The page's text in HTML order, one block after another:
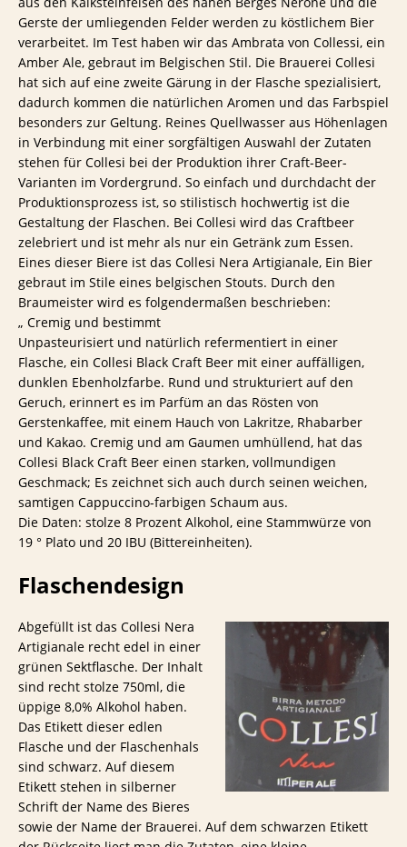
Gerste der umliegenden Felder werden zu köstlichem Bier
verarbeitet. Im Test haben wir das Ambrata von Collessi, ein
Amber Ale, gebraut im Belgischen Stil. Die Brauerei Collesi
hat sich auf eine zweite Gärung in der Flasche spezialisiert,
dadurch kommen die natürlichen Aromen und das Farbspiel
besonders zur Geltung. Reines Quellwasser aus Höhenlagen
in Verbindung mit einer sorgfältigen Auswahl der Zutaten
stehen für Collesi bei der Produktion ihrer Craft-Beer-
Varianten im Vordergrund. So einfach und durchdacht der
Produktionsprozess ist, so stilistisch hochwertig ist die
Gestaltung der Flaschen. Bei Collesi wird das Craftbeer
zelebriert und ist mehr als nur ein Getränk zum Essen.
Eines dieser Biere ist das Collesi Nera Artigianale, Ein Bier
gebraut im Stile eines belgischen Stouts. Durch den
Braumeister wird es folgendermaßen beschrieben:
„ Cremig und bestimmt
Unpasteurisiert und natürlich refermentiert in einer
Flasche, ein Collesi Black Craft Beer mit einer auffälligen,
dunklen Ebenholzfarbe. Rund und strukturiert auf den
Geruch, erinnert es im Parfüm an das Rösten von
Gerstenkaffee, mit einem Hauch von Lakritze, Rhabarber
und Kakao. Cremig und am Gaumen umhüllend, hat das
Collesi Black Craft Beer einen starken, vollmundigen
Geschmack; Es zeichnet sich auch durch seinen weichen,
samtigen Cappuccino-farbigen Schaum aus.
Die Daten: stolze 8 Prozent Alkohol, eine Stammwürze von
19 ° Plato und 20 IBU (Bittereinheiten).
Flaschendesign
Abgefüllt ist das Collesi Nera
Artigianale recht edel in einer
grünen Sektflasche. Der Inhalt
sind recht stolze 750ml, die
üppige 8,0% Alkohol haben.
Das Etikett dieser edlen
Flasche und der Flaschenhals
sind schwarz. Auf diesem
Etikett stehen in silberner
Schrift der Name des Bieres
sowie der Name der Brauerei. Auf dem schwarzen Etikett